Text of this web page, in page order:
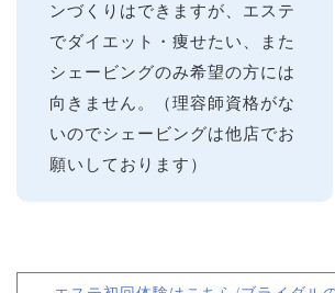
ンづくりはできますが、エステ
でダイエット・痩せたい、また
シェービングのみ希望の方には
向きません。（理容師資格がな
いのでシェービングは他店でお
願いしております）